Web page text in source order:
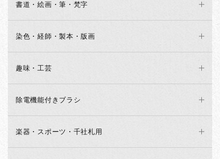
書道・絵画・筆・梵字
染色・経師・製本・版画
趣味・工芸
除電機能付きブラシ
楽器・スポーツ・千社札用